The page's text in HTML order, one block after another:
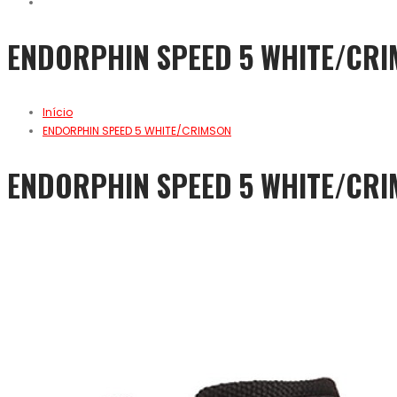
ENDORPHIN SPEED 5 WHITE/
Início
ENDORPHIN SPEED 5 WHITE/CRIMSON
ENDORPHIN SPEED 5 WHITE/